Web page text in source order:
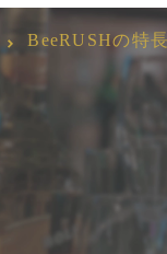
BeeRUSHの特長